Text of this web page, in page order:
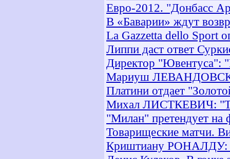
Евро-2012. "Донбасс
В «Баварии» ждут
La Gazzetta dello Sport
Липпи даст ответ
Директор "Ювентуса":
Мариуш
Платини отдает
Михал ЛИСТКЕВИЧ:
"Милан" претендует на
Товарищеские матчи.
Криштиану РОНАЛДУ: